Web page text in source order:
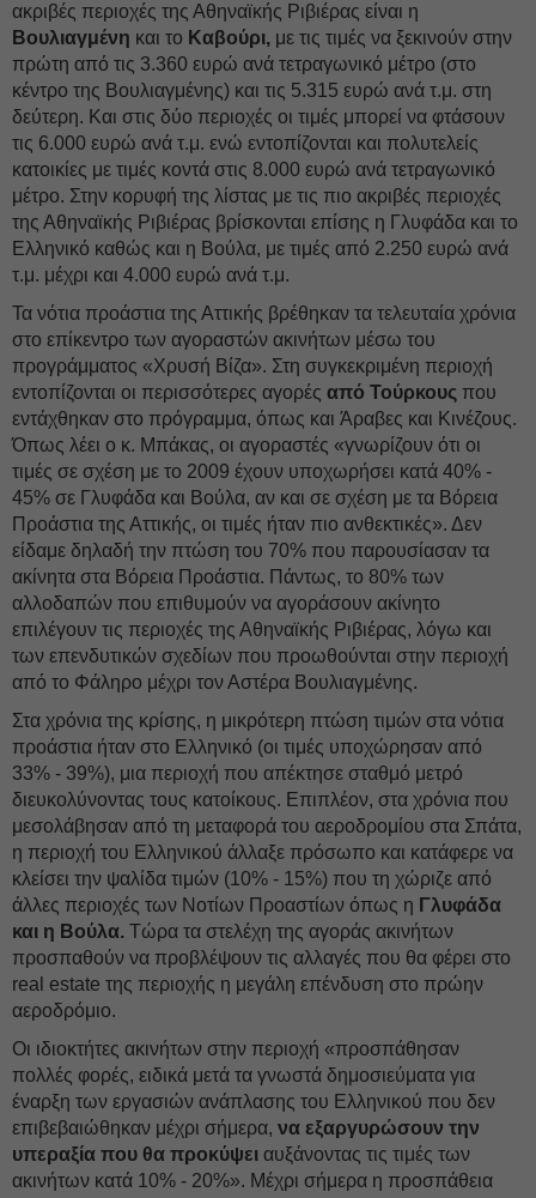
ακριβές περιοχές της Αθηναϊκής Ριβιέρας είναι η
Βουλιαγμένη και το Καβούρι, με τις τιμές να ξεκινούν στην
πρώτη από τις 3.360 ευρώ ανά τετραγωνικό μέτρο (στο
κέντρο της Βουλιαγμένης) και τις 5.315 ευρώ ανά τ.μ. στη
δεύτερη. Και στις δύο περιοχές οι τιμές μπορεί να φτάσουν
τις 6.000 ευρώ ανά τ.μ. ενώ εντοπίζονται και πολυτελείς
κατοικίες με τιμές κοντά στις 8.000 ευρώ ανά τετραγωνικό
μέτρο. Στην κορυφή της λίστας με τις πιο ακριβές περιοχές
της Αθηναϊκής Ριβιέρας βρίσκονται επίσης η Γλυφάδα και το
Ελληνικό καθώς και η Βούλα, με τιμές από 2.250 ευρώ ανά
τ.μ. μέχρι και 4.000 ευρώ ανά τ.μ.
Τα νότια προάστια της Αττικής βρέθηκαν τα τελευταία χρόνια
στο επίκεντρο των αγοραστών ακινήτων μέσω του
προγράμματος «Χρυσή Βίζα». Στη συγκεκριμένη περιοχή
εντοπίζονται οι περισσότερες αγορές από Τούρκους που
εντάχθηκαν στο πρόγραμμα, όπως και Άραβες και Κινέζους.
Όπως λέει ο κ. Μπάκας, οι αγοραστές «γνωρίζουν ότι οι
τιμές σε σχέση με το 2009 έχουν υποχωρήσει κατά 40% -
45% σε Γλυφάδα και Βούλα, αν και σε σχέση με τα Βόρεια
Προάστια της Αττικής, οι τιμές ήταν πιο ανθεκτικές». Δεν
είδαμε δηλαδή την πτώση του 70% που παρουσίασαν τα
ακίνητα στα Βόρεια Προάστια. Πάντως, το 80% των
αλλοδαπών που επιθυμούν να αγοράσουν ακίνητο
επιλέγουν τις περιοχές της Αθηναϊκής Ριβιέρας, λόγω και
των επενδυτικών σχεδίων που προωθούνται στην περιοχή
από το Φάληρο μέχρι τον Αστέρα Βουλιαγμένης.
Στα χρόνια της κρίσης, η μικρότερη πτώση τιμών στα νότια
προάστια ήταν στο Ελληνικό (οι τιμές υποχώρησαν από
33% - 39%), μια περιοχή που απέκτησε σταθμό μετρό
διευκολύνοντας τους κατοίκους. Επιπλέον, στα χρόνια που
μεσολάβησαν από τη μεταφορά του αεροδρομίου στα Σπάτα,
η περιοχή του Ελληνικού άλλαξε πρόσωπο και κατάφερε να
κλείσει την ψαλίδα τιμών (10% - 15%) που τη χώριζε από
άλλες περιοχές των Νοτίων Προαστίων όπως η Γλυφάδα
και η Βούλα. Τώρα τα στελέχη της αγοράς ακινήτων
προσπαθούν να προβλέψουν τις αλλαγές που θα φέρει στο
real estate της περιοχής η μεγάλη επένδυση στο πρώην
αεροδρόμιο.
Οι ιδιοκτήτες ακινήτων στην περιοχή «προσπάθησαν
πολλές φορές, ειδικά μετά τα γνωστά δημοσιεύματα για
έναρξη των εργασιών ανάπλασης του Ελληνικού που δεν
επιβεβαιώθηκαν μέχρι σήμερα, να εξαργυρώσουν την
υπεραξία που θα προκύψει αυξάνοντας τις τιμές των
ακινήτων κατά 10% - 20%». Μέχρι σήμερα η προσπάθεια